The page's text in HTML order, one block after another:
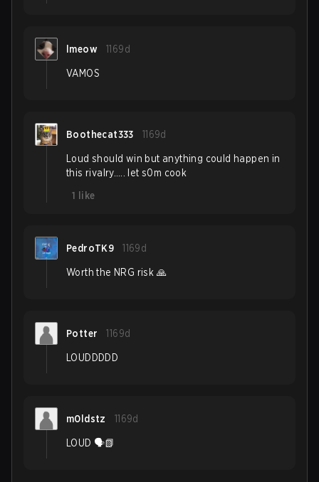
lmeow 1169d
VAMOS
Boothecat333 1169d
Loud should win but anything could happen in
this rivalry….. let s0m cook
1
like
PedroTK9 1169d
Worth the NRG risk 🙏
Potter 1169d
LOUDDDDD
m0ldstz 1169d
LOUD 🗣️📗